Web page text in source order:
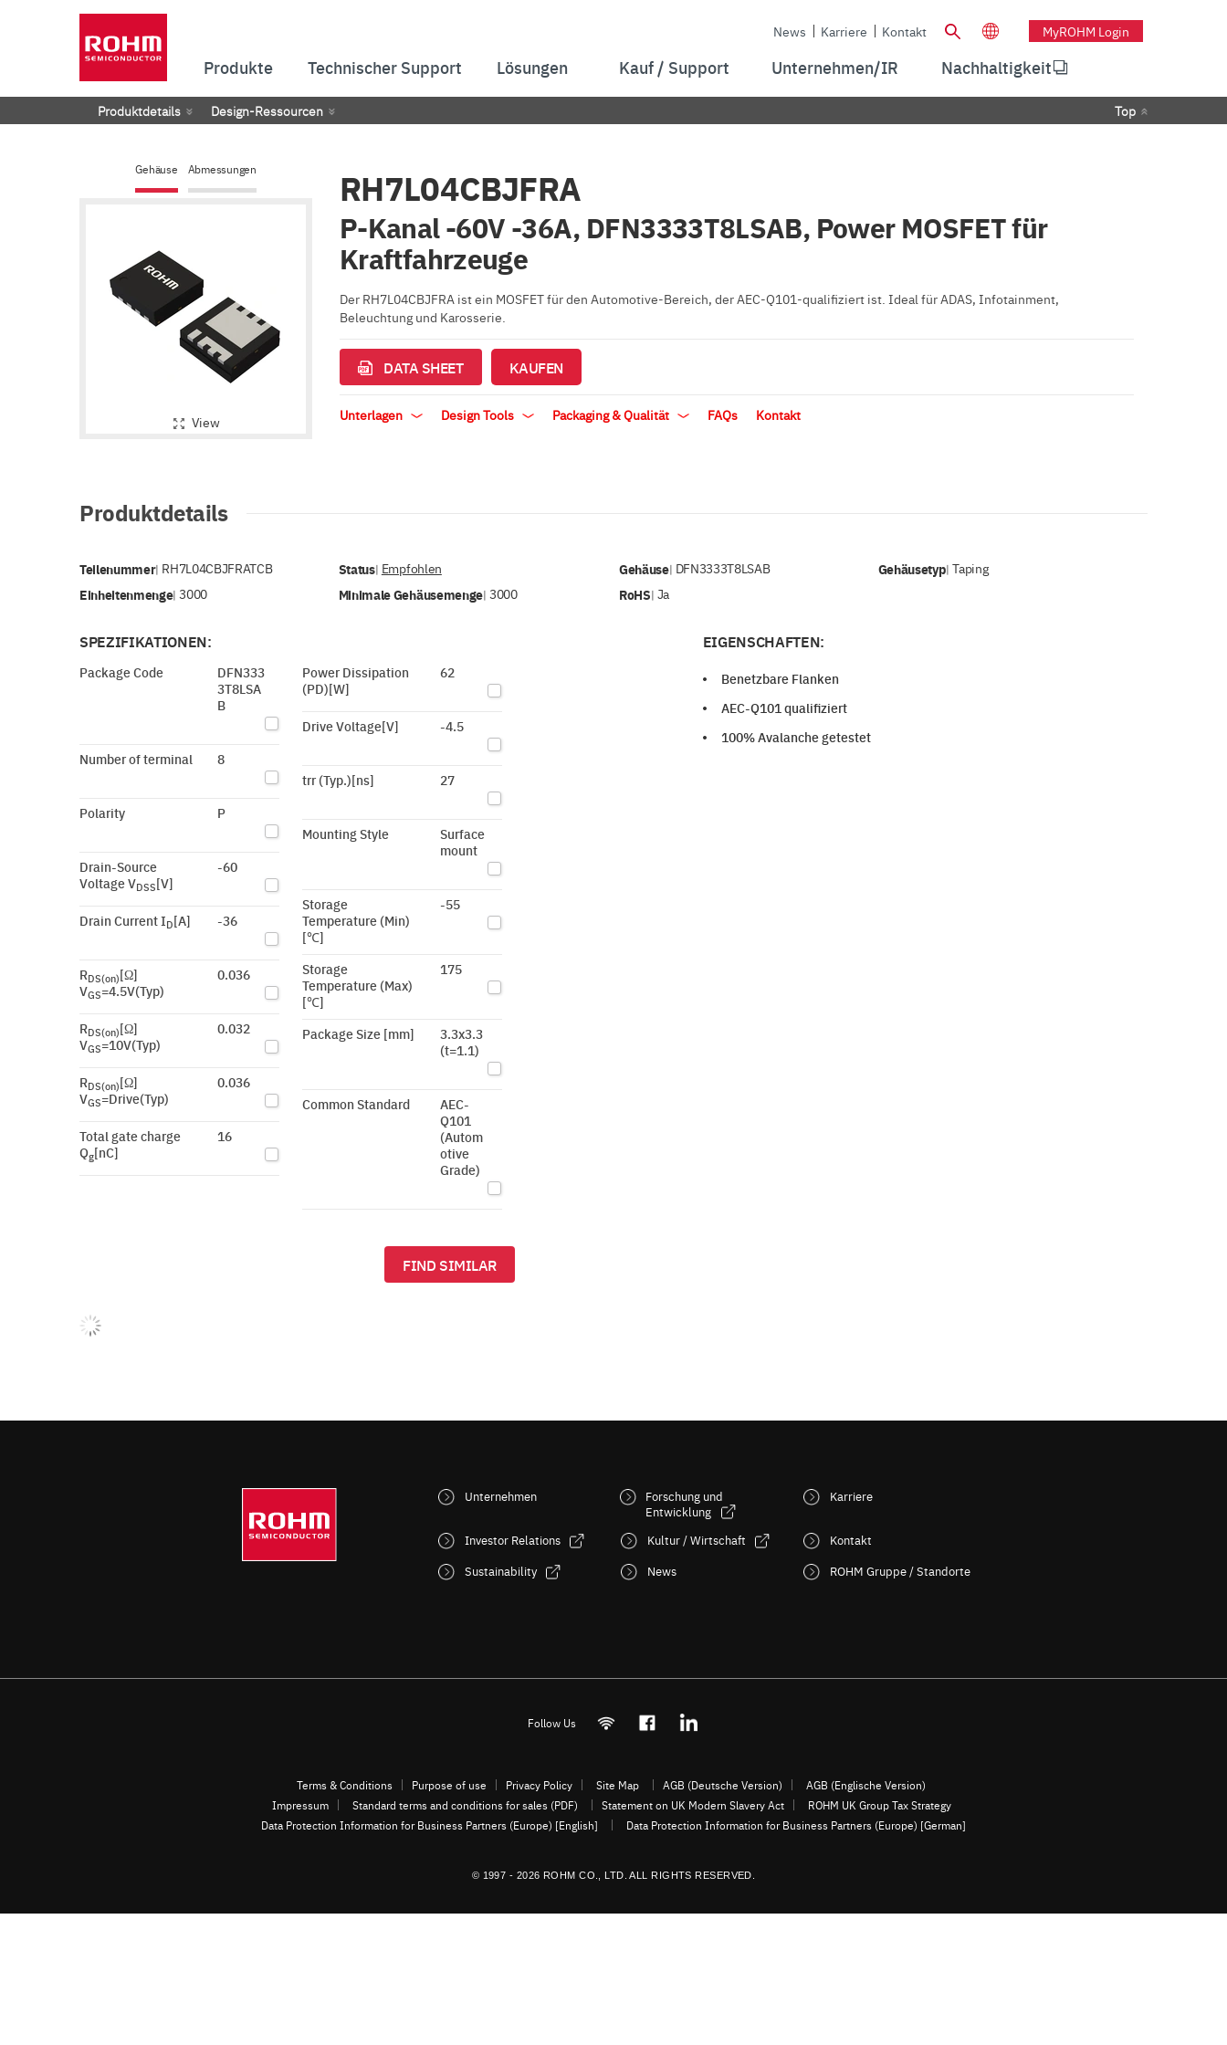
News Karriere Kontakt MyROHM Login
Produkte Technischer Support Lösungen Kauf / Support Unternehmen/IR Nachhaltigkeit
Produktdetails Design-Ressourcen Top
Gehäuse Abmessungen
View
RH7L04CBJFRA
P-Kanal -60V -36A, DFN3333T8LSAB, Power MOSFET für
Kraftfahrzeuge
Der RH7L04CBJFRA ist ein MOSFET für den Automotive-Bereich, der AEC-Q101-qualifiziert ist. Ideal für ADAS, Infotainment,
Beleuchtung und Karosserie.
DATA SHEET KAUFEN
Unterlagen Design Tools Packaging & Qualität FAQs Kontakt
Produktdetails
Teilenummer| RH7L04CBJFRATCB Status| Empfohlen Gehäuse| DFN3333T8LSAB Gehäusetyp|Taping
Einheitenmenge|3000 Minimale Gehäusemenge| 3000 RoHS| Ja
SPEZIFIKATIONEN:
Package Code
DFN333
3T8LSA
B
Number of terminal 8
Polarity P
Drain-Source
Voltage VDSS[V]
-60
Drain Current ID[A] -36
RDS(on)[Ω]
VGS=4.5V(Typ)
0.036
RDS(on)[Ω]
VGS=10V(Typ)
0.032
RDS(on)[Ω]
VGS=Drive(Typ)
0.036
Total gate charge
Qg[nC]
16
Power Dissipation
(PD)[W]
62
Drive Voltage[V] -4.5
trr (Typ.)[ns] 27
Mounting Style
Surface
mount
Storage
Temperature (Min)
[℃]
-55
Storage
Temperature (Max)
[℃]
175
Package Size [mm]
3.3x3.3
(t=1.1)
Common Standard
AEC-
Q101
(Autom
otive
Grade)
FIND SIMILAR
EIGENSCHAFTEN:
Benetzbare Flanken
AEC-Q101 qualifiziert
100% Avalanche getestet
Unternehmen
Investor Relations
Sustainability
Forschung und
Entwicklung
Kultur / Wirtschaft
News
Karriere
Kontakt
ROHM Gruppe / Standorte
Follow Us
Terms & Conditions Purpose of use Privacy Policy Site Map AGB (Deutsche Version)
AGB (Englische Version)
Impressum
Standard terms and conditions for sales (PDF) Statement on UK Modern Slavery Act
ROHM UK Group Tax Strategy
Data Protection Information for Business Partners (Europe) [English]
Data Protection Information for Business Partners (Europe) [German]
© 1997 - 2026 ROHM CO., LTD. ALL RIGHTS RESERVED.